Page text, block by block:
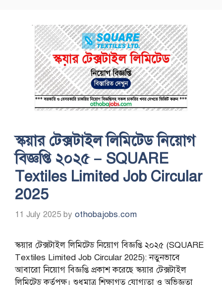
স্কয়ার টেক্সটাইল লিমিটেড নিয়োগ
বিজ্ঞপ্তি ২০২৫ – SQUARE
Textiles Limited Job Circular
2025
11 July 2025 by othobajobs.com
স্কয়ার টেক্সটাইল লিমিটেড নিয়োগ বিজ্ঞপ্তি ২০২৫ (SQUARE
Textiles Limited Job Circular 2025): নতুনভাবে
আবারো নিয়োগ বিজ্ঞপ্তি প্রকাশ করেছে স্কয়ার টেক্সটাইল
লিমিটেড কর্তৃপক্ষ। শুধুমাত্র শিক্ষাগত যোগ্যতা ও অভিজ্ঞতা